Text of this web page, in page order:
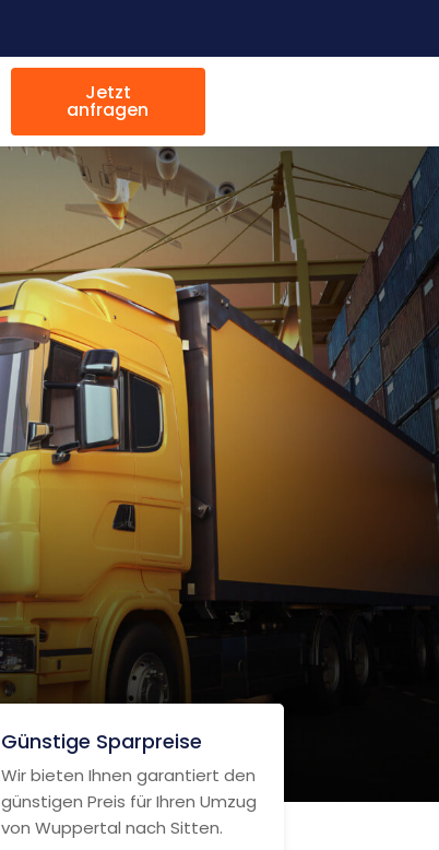
Jetzt
anfragen
Günstige Sparpreise
Wir bieten Ihnen garantiert den
günstigen Preis für Ihren Umzug
von Wuppertal nach Sitten.